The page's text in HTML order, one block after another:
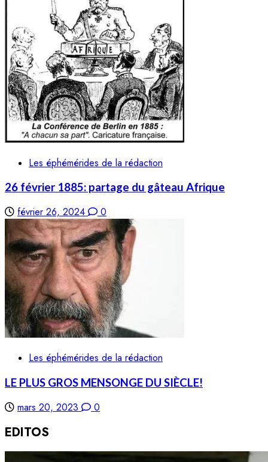
Les éphémérides de la rédaction
26 février 1885: partage du gâteau Afrique
février 26, 2024 0
Les éphémérides de la rédaction
LE PLUS GROS MENSONGE DU SIÈCLE!
mars 20, 2023 0
EDITOS